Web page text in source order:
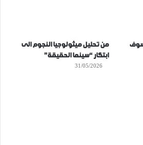
من تحليل ميثولوجيا النجوم الى
ابتكار “سينما الحقيقة”
31/05/2026